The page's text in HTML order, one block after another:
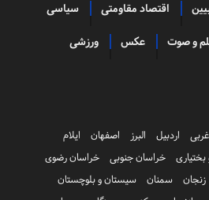
اقتصاد مقاومتی سیاسی
و صوت عکس ورزشی
اردبیل البرز اصفهان
ایلام
خراسان جنوبی
خراسان رضوی
زنجان سمنان
سیستان و بلوچستان